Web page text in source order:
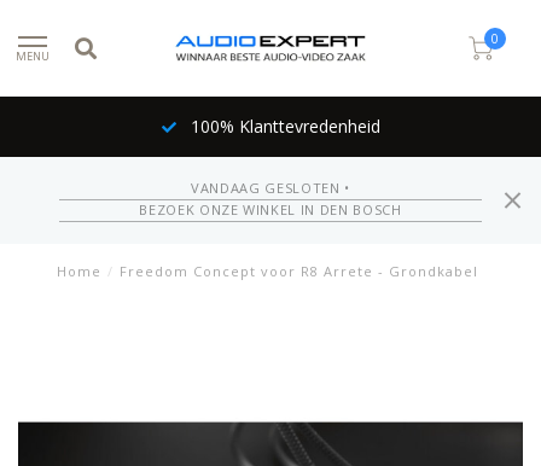
MENU
0
100% Klanttevredenheid
VANDAAG GESLOTEN •
BEZOEK ONZE WINKEL IN DEN BOSCH
Home / Freedom Concept voor R8 Arrete - Grondkabel